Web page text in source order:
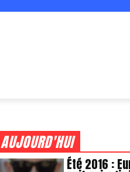
AUJOURD'HUI
Été 2016 :